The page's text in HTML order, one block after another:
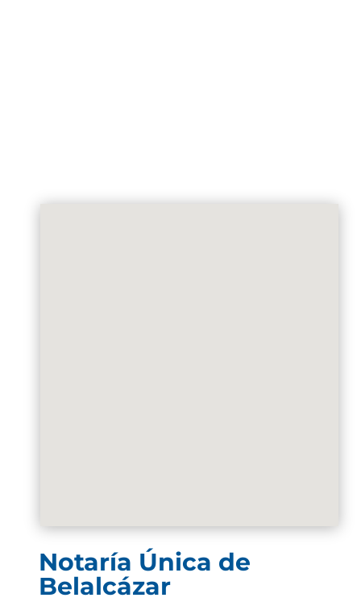
Notaría Única de
Belalcázar